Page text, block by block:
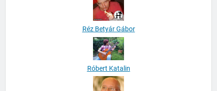
Réz Betyár Gábor
Róbert Katalin